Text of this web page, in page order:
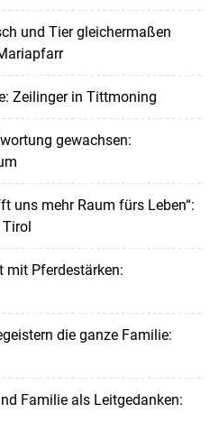
und Tier gleichermaßen
Zeilinger in Tittmoning
gewachsen:
uns mehr Raum fürs Leben“:
mit Pferdestärken:
die ganze Familie:
Familie als Leitgedanken: